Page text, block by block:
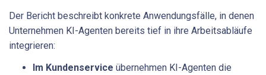
Der Bericht beschreibt konkrete Anwendungsfälle, in denen
Unternehmen KI-Agenten bereits tief in ihre Arbeitsabläufe
integrieren:
Im Kundenservice übernehmen KI-Agenten die